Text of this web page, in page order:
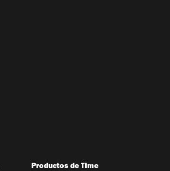
Productos de Time